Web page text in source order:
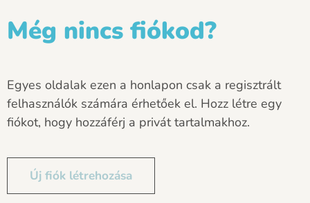
Még nincs fiókod?
Egyes oldalak ezen a honlapon csak a regisztrált
felhasználók számára érhetőek el. Hozz létre egy
fiókot, hogy hozzáférj a privát tartalmakhoz.
Új fiók létrehozása